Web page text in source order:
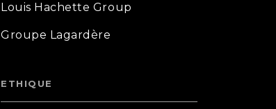
Louis Hachette Group
Groupe Lagardère
ETHIQUE